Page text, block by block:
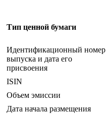
Тип ценной бумаги
Идентификационный номер
выпуска и дата его
присвоения
ISIN
Объем эмиссии
Дата начала размещения